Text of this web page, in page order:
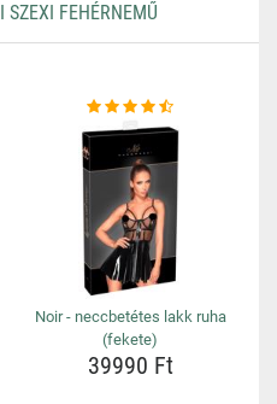
SZEXI FEHÉRNEMŰ
Noir - neccbetétes lakk ruha
(fekete)
39990 Ft